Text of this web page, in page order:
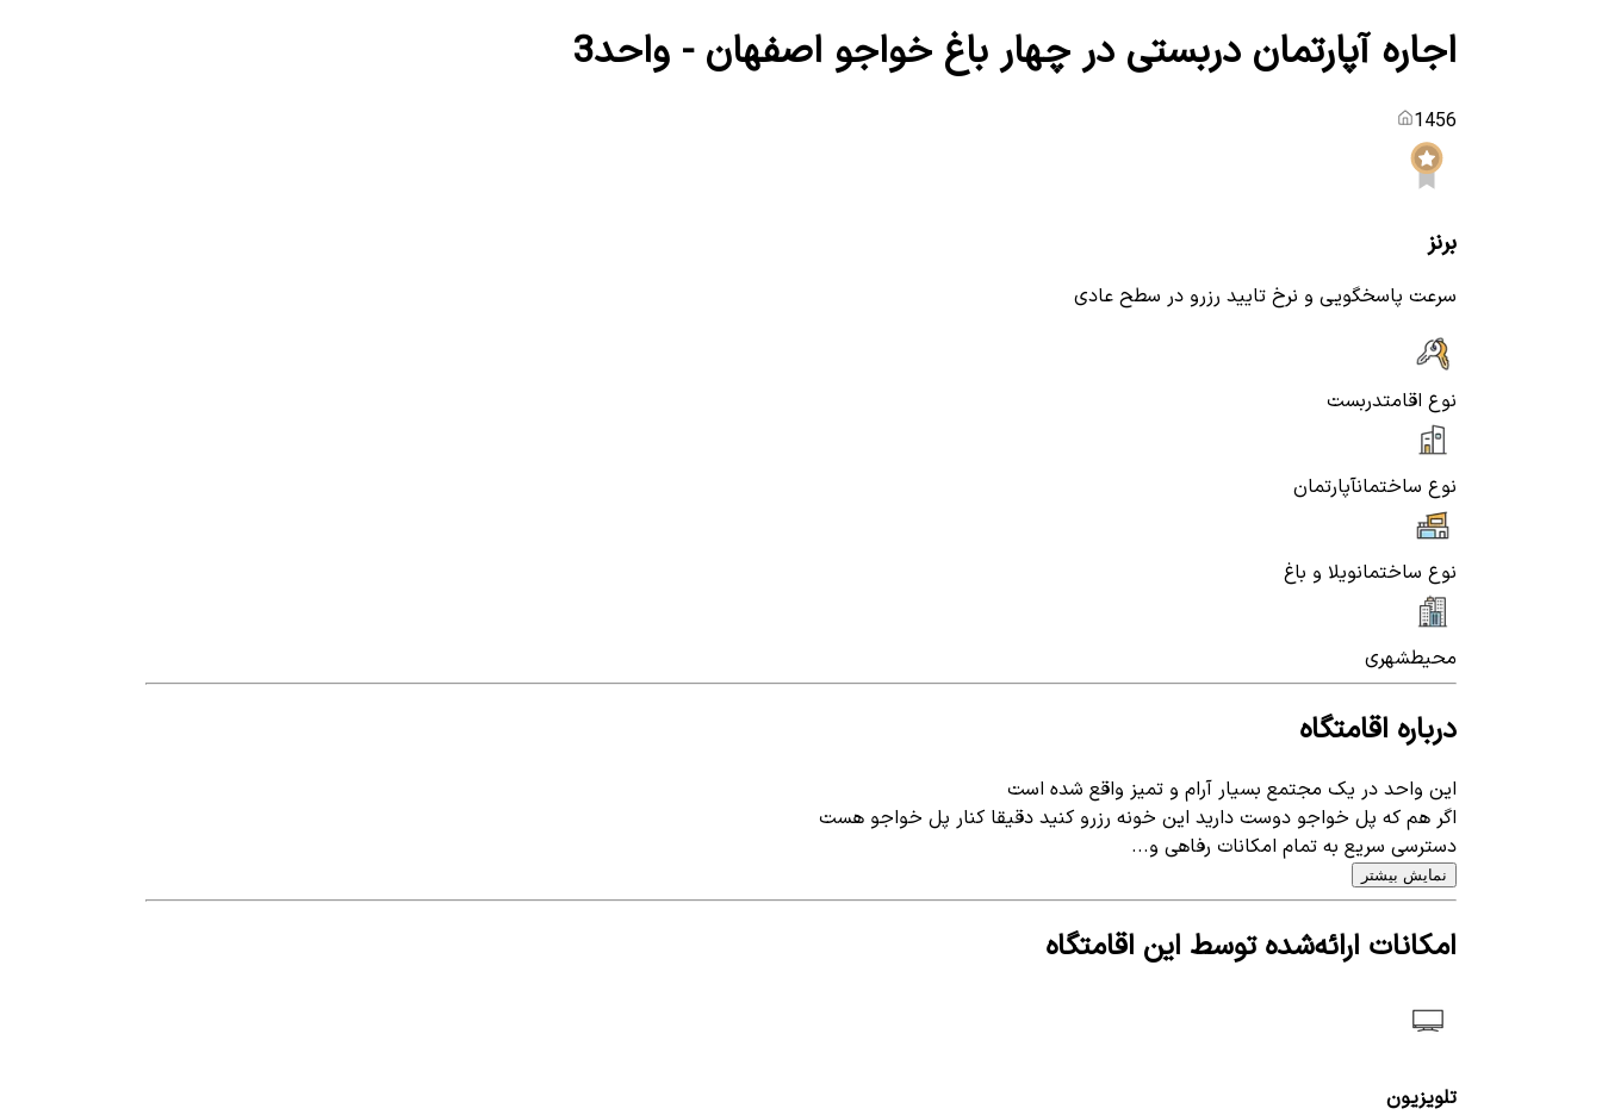
اجاره آپارتمان دربستی در چهار باغ خواجو اصفهان - واحد3
1456
برنز
سرعت پاسخگویی و نرخ تایید رزرو در سطح عادی
نوع اقامتدربست
نوع ساختمانآپارتمان
نوع ساختمانویلا و باغ
محیطشهری
درباره اقامتگاه
این واحد در یک مجتمع بسیار آرام و تمیز واقع شده است
اگر هم که پل خواجو دوست دارید این خونه رزرو کنید دقیقا کنار پل خواجو هست
دسترسی سریع به تمام امکانات رفاهی ‌‌و...
نمایش بیشتر
امکانات ارائه‌شده توسط این اقامتگاه
تلویزیون